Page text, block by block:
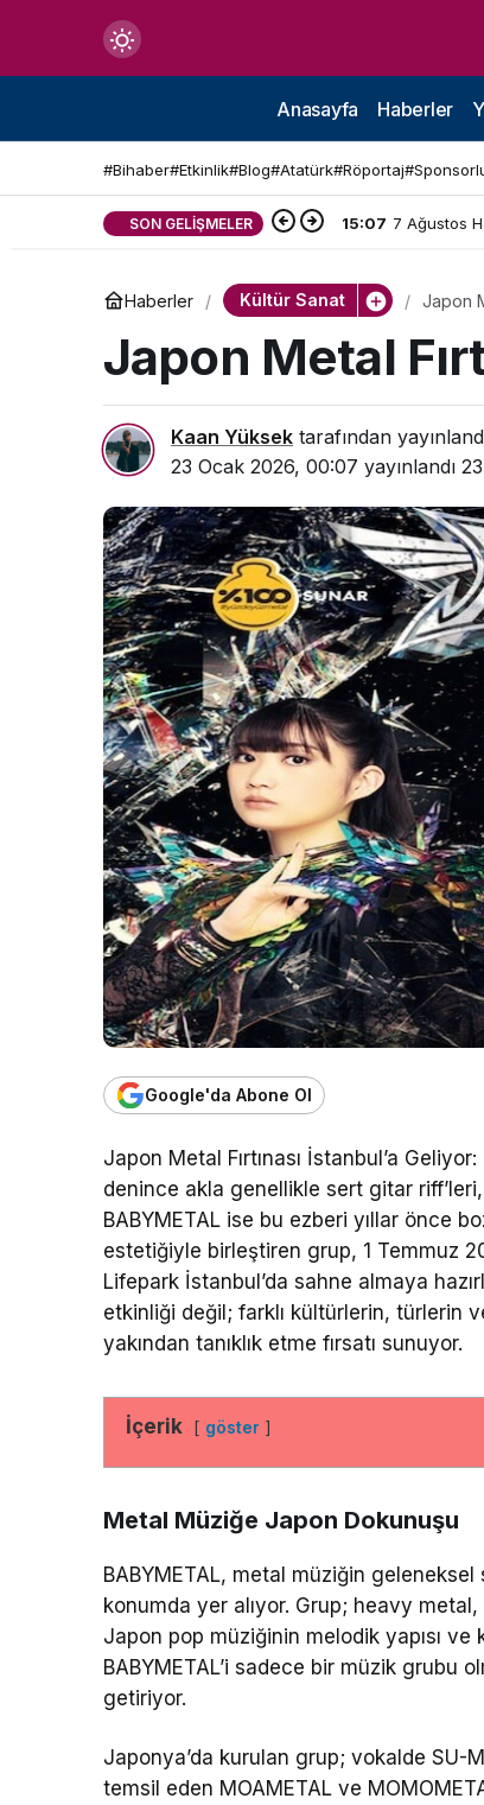
Mod
değiştir
Anasayfa Haberler
#Bihaber#Etkinlik#Blog#Atatürk#Röportaj
SON GELIŞMELER 15:07 7 Ağustos
Haberler Kültür Sanat Japon
Japon Metal
Kaan Yüksek tarafından
23 Ocak 2026, 00:07 yayınlandı
Google'da Abone Ol
Japon Metal Fırtınası İstanbul’a
denince akla genellikle sert gitar
BABYMETAL ise bu ezberi yıllar önce
estetiğiyle birleştiren grup, 1 Temmuz
Lifepark İstanbul’da sahne almaya
etkinliği değil; farklı kültürlerin, türlerin
yakından tanıklık etme fırsatı sunuyor.
İçerik göster
Metal Müziğe Japon Dokunuşu
BABYMETAL, metal müziğin geleneksel
konumda yer alıyor. Grup; heavy
Japon pop müziğinin melodik yapısı
BABYMETAL’i sadece bir müzik grubu
getiriyor.
Japonya’da kurulan grup; vokalde SU-
temsil eden MOAMETAL ve